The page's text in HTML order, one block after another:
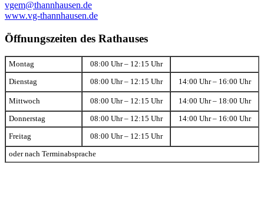
vgem@thannhausen.de
www.vg-thannhausen.de
Öffnungszeiten des Rathauses
Montag 08:00 Uhr – 12:15 Uhr
Dienstag 08:00 Uhr – 12:15 Uhr 14:00 Uhr – 16:00 Uhr
Mittwoch 08:00 Uhr – 12:15 Uhr 14:00 Uhr – 18:00 Uhr
Donnerstag 08:00 Uhr – 12:15 Uhr 14:00 Uhr – 16:00 Uhr
Freitag 08:00 Uhr – 12:15 Uhr
oder nach Terminabsprache